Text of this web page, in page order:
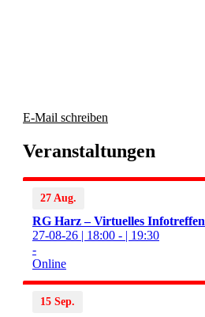
E-Mail schreiben
Veranstaltungen
27 Aug.
RG Harz – Virtuelles Infotreffen
27-08-26 | 18:00 - | 19:30
-
Online
15 Sep.